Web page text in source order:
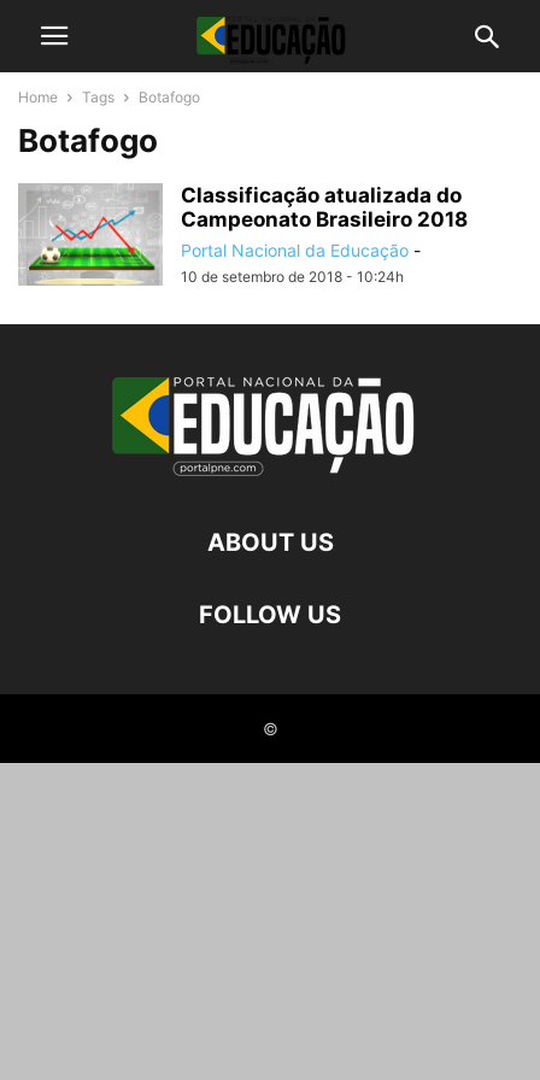
Home Tags Botafogo
Botafogo
Classificação atualizada do
Campeonato Brasileiro 2018
Portal Nacional da Educação -
10 de setembro de 2018 - 10:24h
ABOUT US
FOLLOW US
©